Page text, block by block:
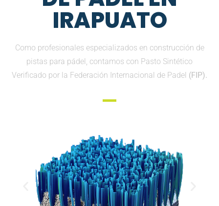
IRAPUATO
Como profesionales especializados en construcción de
pistas para pádel, contamos con Pasto Sintético
Verificado por la Federación Internacional de Padel (FIP).